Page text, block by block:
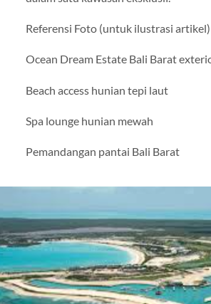
Referensi Foto (untuk ilustrasi artikel)
Ocean Dream Estate Bali Barat
Beach access hunian tepi laut
Spa lounge hunian mewah
Pemandangan pantai Bali Barat